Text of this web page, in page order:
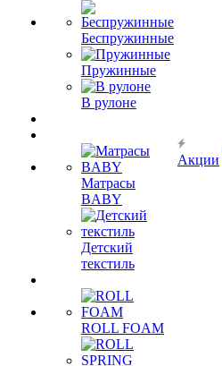
Беспружинные
Пружинные
В рулоне
Матрасы
BABY
Детский
текстиль
ROLL FOAM
Акции